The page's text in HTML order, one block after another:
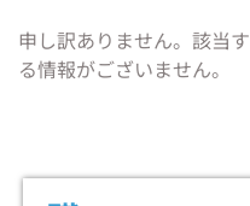
申し訳ありません。該当す
る情報がございません。